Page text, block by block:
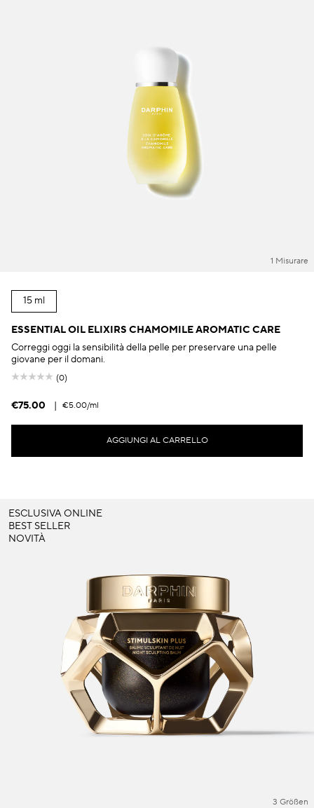
1 Misurare
15 ml
ESSENTIAL OIL ELIXIRS CHAMOMILE AROMATIC CARE
Correggi oggi la sensibilità della pelle per preservare una pelle
giovane per il domani.
(0)
€75.00 | €5.00/ml
AGGIUNGI AL CARRELLO
ESCLUSIVA ONLINE
BEST SELLER
NOVITÀ
3 Größen